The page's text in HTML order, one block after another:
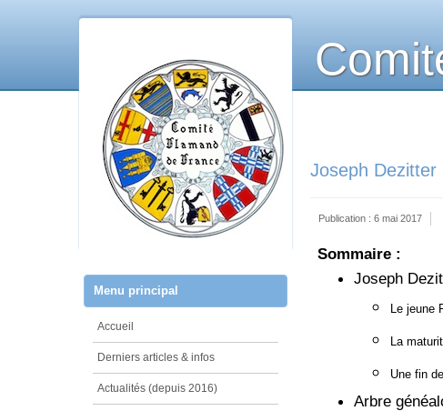
Menu principal
Accueil
Derniers articles & infos
Actualités (depuis 2016)
Joseph
Publication : 6 mai 2017
Sommaire :
Joseph
Le jeune
La
Une fin
Arbre